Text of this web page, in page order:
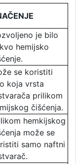
je bilo
hemijsko
se koristiti
koja vrsta
prilikom
čišćenja.
hemkijskog
može se
samo naftni